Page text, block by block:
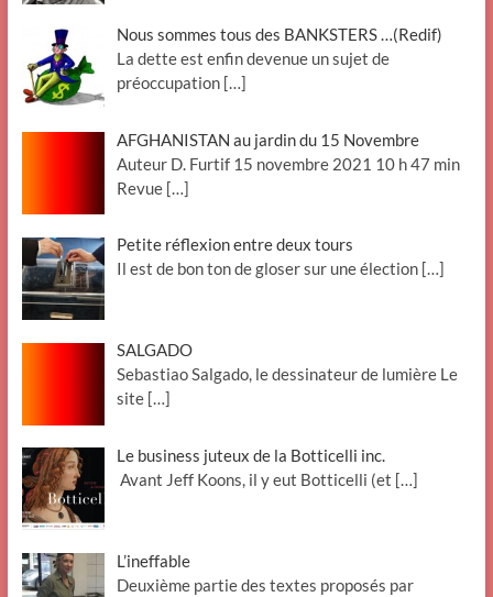
Nous sommes tous des BANKSTERS …(Redif)
La dette est enfin devenue un sujet de
préoccupation […]
AFGHANISTAN au jardin du 15 Novembre
Auteur D. Furtif 15 novembre 2021 10 h 47 min
Revue […]
Petite réflexion entre deux tours
Il est de bon ton de gloser sur une élection […]
SALGADO
Sebastiao Salgado, le dessinateur de lumière Le
site […]
Le business juteux de la Botticelli inc.
Avant Jeff Koons, il y eut Botticelli (et […]
L’ineffable
Deuxième partie des textes proposés par